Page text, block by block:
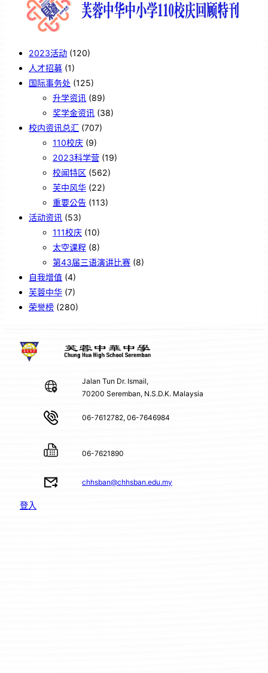
2023活动 (120)
人才招募 (1)
国际事务处 (125)
升学资讯 (89)
奖学金资讯 (38)
校内资讯总汇 (707)
110校庆 (9)
2023科学营 (19)
校闻特区 (562)
芙中风华 (22)
重要公告 (113)
活动资讯 (53)
111校庆 (10)
太空课程 (8)
第43届三语演讲比赛 (8)
自我增值 (4)
芙蓉中华 (7)
荣誉榜 (280)
Jalan Tun Dr. Ismail,
70200 Seremban, N.S.D.K. Malaysia
06-7612782, 06-7646984
06-7621890
chhsban@chhsban.edu.my
登入